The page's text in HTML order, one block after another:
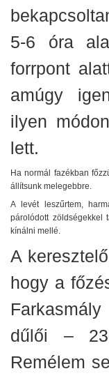
5-6 óra
forrpont
amúgy
ilyen
lett.
Ha normál fazékban
állítsunk melegebbre.
A levét leszűrtem,
párolódott zöldségekkel
kínálni mellé.
A
hogy a
dűlői –
Remélem